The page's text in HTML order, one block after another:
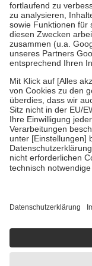
Diese Regeln gelten
Bei Heilmitteln und
Zuzahlung zehn
Verordnung.
Um das Engagement
stärken und die
fallenkeine
• Kindern und
mit Ausnahme der
• Untersuchungen
GKV getragen werden
• empfohlenen
• Harn- und
getroffen, um
https://
Einige Bilder und